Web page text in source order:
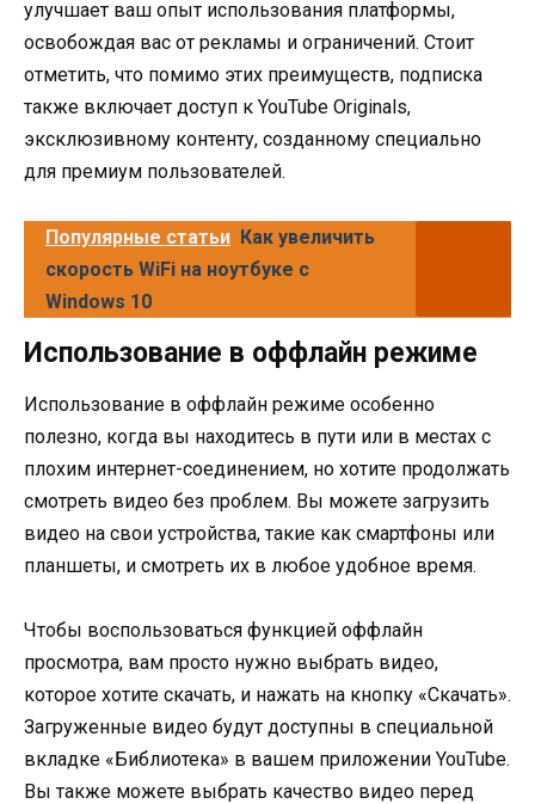
улучшает ваш опыт использования платформы,
освобождая вас от рекламы и ограничений. Стоит
отметить, что помимо этих преимуществ, подписка
также включает доступ к YouTube Originals,
эксклюзивному контенту, созданному специально
для премиум пользователей.
Популярные статьи Как увеличить
скорость WiFi на ноутбуке с
Windows 10
Использование в оффлайн режиме
Использование в оффлайн режиме особенно
полезно, когда вы находитесь в пути или в местах с
плохим интернет-соединением, но хотите продолжать
смотреть видео без проблем. Вы можете загрузить
видео на свои устройства, такие как смартфоны или
планшеты, и смотреть их в любое удобное время.
Чтобы воспользоваться функцией оффлайн
просмотра, вам просто нужно выбрать видео,
которое хотите скачать, и нажать на кнопку «Скачать».
Загруженные видео будут доступны в специальной
вкладке «Библиотека» в вашем приложении YouTube.
Вы также можете выбрать качество видео перед